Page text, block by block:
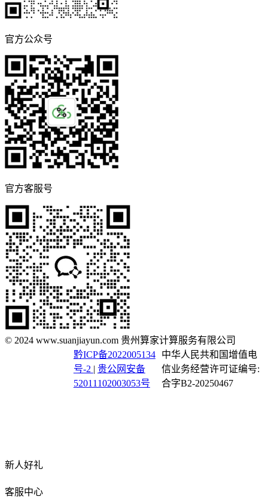
官方公众号
官方客服号
© 2024 www.suanjiayun.com 贵州算家计算服务有限公司
黔ICP备2022005134
号-2 | 贵公网安备
52011102003053号
中华人民共和国增值电
信业务经营许可证编号:
合字B2-20250467
新人好礼
客服中心